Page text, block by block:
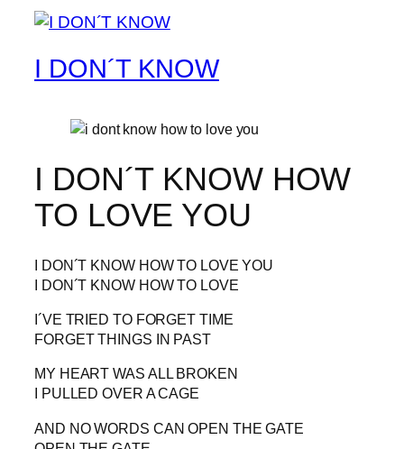
I DON´T KNOW
I DON´T KNOW HOW
TO LOVE YOU
I DON´T KNOW HOW TO LOVE YOU
I DON´T KNOW HOW TO LOVE
I´VE TRIED TO FORGET TIME
FORGET THINGS IN PAST
MY HEART WAS ALL BROKEN
I PULLED OVER A CAGE
AND NO WORDS CAN OPEN THE GATE